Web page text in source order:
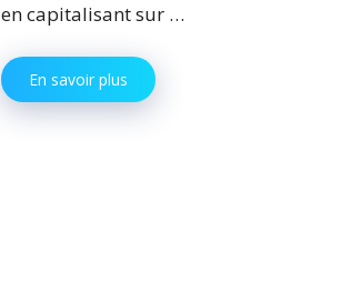
en capitalisant sur …
En savoir plus